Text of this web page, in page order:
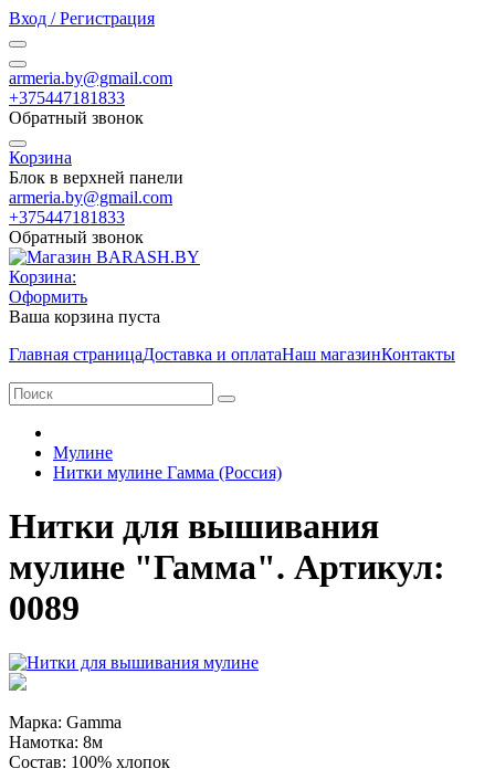
Вход / Регистрация
armeria.by@gmail.com
+375447181833
Обратный звонок
Корзина
Блок в верхней панели
armeria.by@gmail.com
+375447181833
Обратный звонок
Корзина:
Оформить
Ваша корзина пуста
Главная страницаДоставка и оплатаНаш магазинКонтакты
Мулине
Нитки мулине Гамма (Россия)
Нитки для вышивания
мулине "Гамма". Артикул:
0089
Марка: Gamma
Намотка: 8м
Состав: 100% хлопок